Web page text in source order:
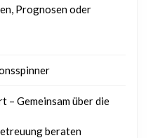
Prognosen oder
Gemeinsam über die
beraten